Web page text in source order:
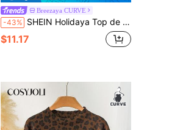
Breezaya CURVE
-43% SHEIN Holidaya Top de punto holgado de talla grande para mujer, estilo casual de primavera/otoño: simple, versátil e inspirado en lo retro. Rayas de bloques de color beige y azul. Cuello redondo, manga corta, perfecto para primavera y otoño.
$11.17